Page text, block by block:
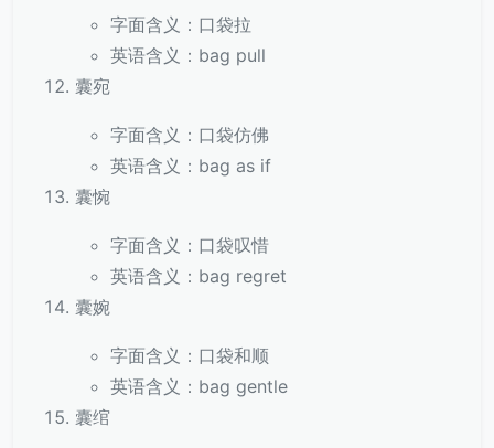
字面含义：口袋拉
英语含义：bag pull
囊宛
字面含义：口袋仿佛
英语含义：bag as if
囊惋
字面含义：口袋叹惜
英语含义：bag regret
囊婉
字面含义：口袋和顺
英语含义：bag gentle
囊绾